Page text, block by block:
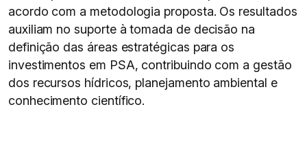
acordo com a metodologia proposta. Os resultados
auxiliam no suporte à tomada de decisão na
definição das áreas estratégicas para os
investimentos em PSA, contribuindo com a gestão
dos recursos hídricos, planejamento ambiental e
conhecimento científico.